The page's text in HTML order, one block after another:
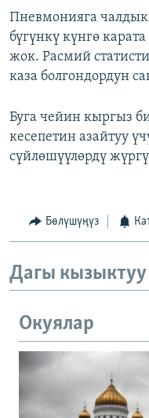
Пневмонияга
бүгүнкү күнгө
жок. Расмий
каза болгондордун
Буга чейин кыргыз
кесепетин азайтуу
сүйлөшүүлөрдү
Бөлүшүңүз
Дагы
Окуялар